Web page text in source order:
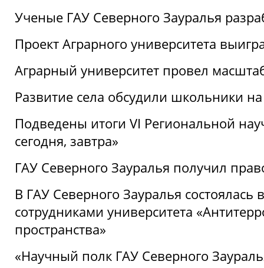
Ученые ГАУ Северного Зауралья
Проект Аграрного университета
Аграрный университет провел
Развитие села обсудили школьники
Подведены итоги VI Региональной
сегодня, завтра»
ГАУ Северного Зауралья получил
В ГАУ Северного Зауралья состоялась
сотрудниками университета
пространства»
«Научный полк ГАУ Северного